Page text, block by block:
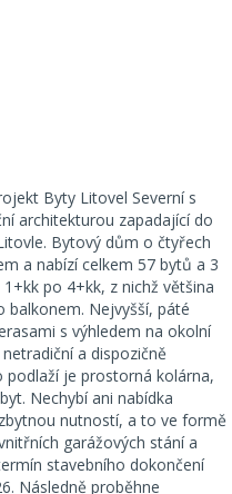
Byty Litovel Severní s
architekturou zapadající do
Bytový dům o čtyřech
a nabízí celkem 57 bytů a 3
po 4+kk, z nichž většina
balkonem. Nejvyšší, páté
s výhledem na okolní
a dispozičně
podlaží je prostorná kolárna,
Nechybí ani nabídka
nutností, a to ve formě
garážových stání a
stavebního dokončení
Následně proběhne